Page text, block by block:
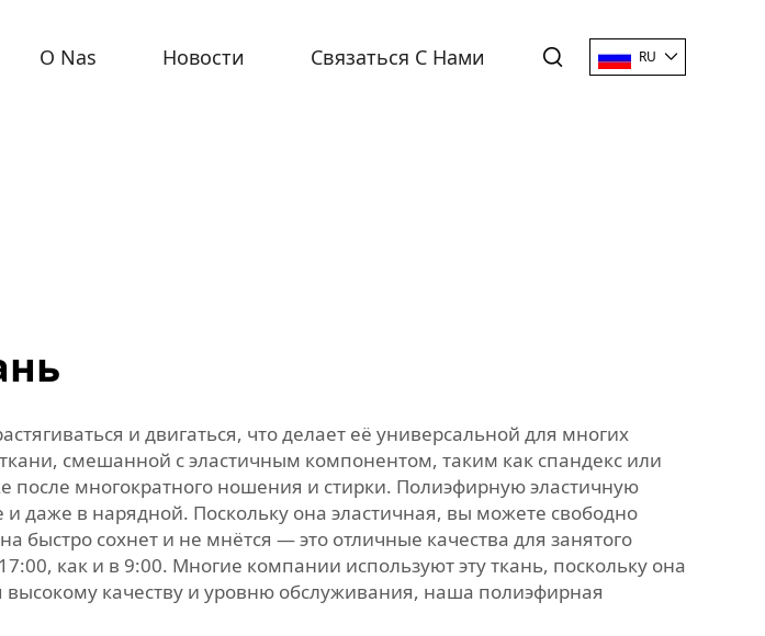
O Nas Новости Связаться С Нами RU
и двигаться, что делает её универсальной для многих
смешанной с эластичным компонентом, таким как спандекс или
после многократного ношения и стирки. Полиэфирную эластичную
даже в нарядной. Поскольку она эластичная, вы можете свободно
быстро сохнет и не мнётся — это отличные качества для занятого
как и в 9:00. Многие компании используют эту ткань, поскольку она
высокому качеству и уровню обслуживания, наша полиэфирная